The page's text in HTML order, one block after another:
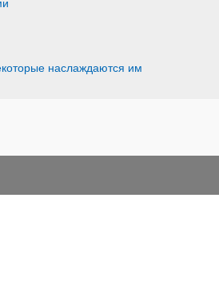
наслаждаются им